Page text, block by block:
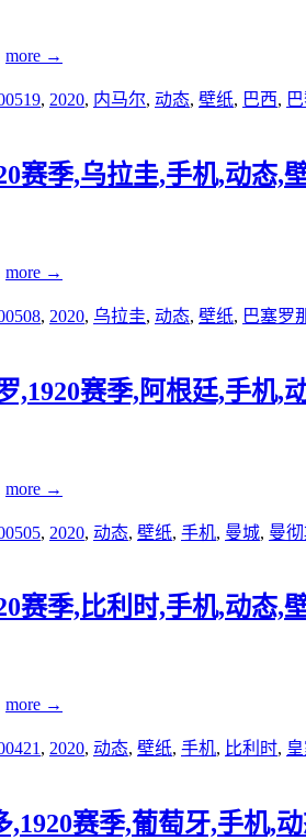
more →
, 2020, 内马尔, 动态, 壁纸, 巴西,
赛季,乌拉圭,手机,动态,
more →
, 2020, 乌拉圭, 动态, 壁纸, 巴塞罗
,1920赛季,阿根廷,手机,
more →
, 2020, 动态, 壁纸, 手机, 曼城, 曼
赛季,比利时,手机,动态,
more →
, 2020, 动态, 壁纸, 手机, 比利时,
赛季,葡萄牙,手机,动